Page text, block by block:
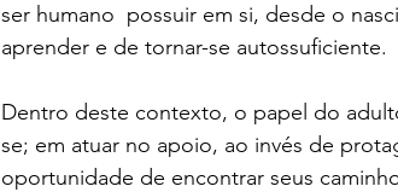
ser humano  possuir em si, desde o
aprender e de tornar-se autossuficiente.
Dentro deste contexto, o papel do
se; em atuar no apoio, ao invés de
oportunidade de encontrar seus